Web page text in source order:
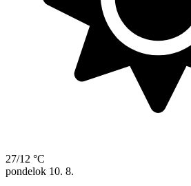
27/12 °C
pondelok 10. 8.